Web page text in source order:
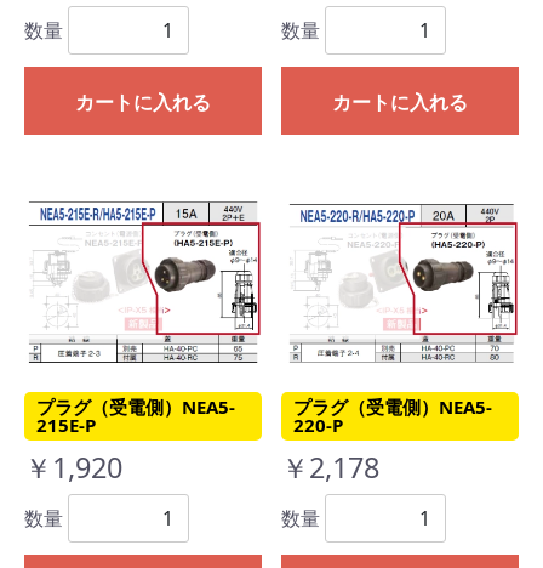
数量
カートに入れる
数量
カートに入れる
プラグ（受電側）NEA5-
215E-P
￥1,920
数量
プラグ（受電側）NEA5-
220-P
￥2,178
数量